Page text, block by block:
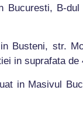
B-dul
Busteni, str.
in suprafata de
in Masivul